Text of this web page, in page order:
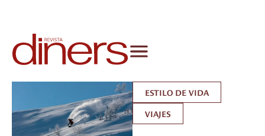
ESTILO DE VIDA
VIAJES